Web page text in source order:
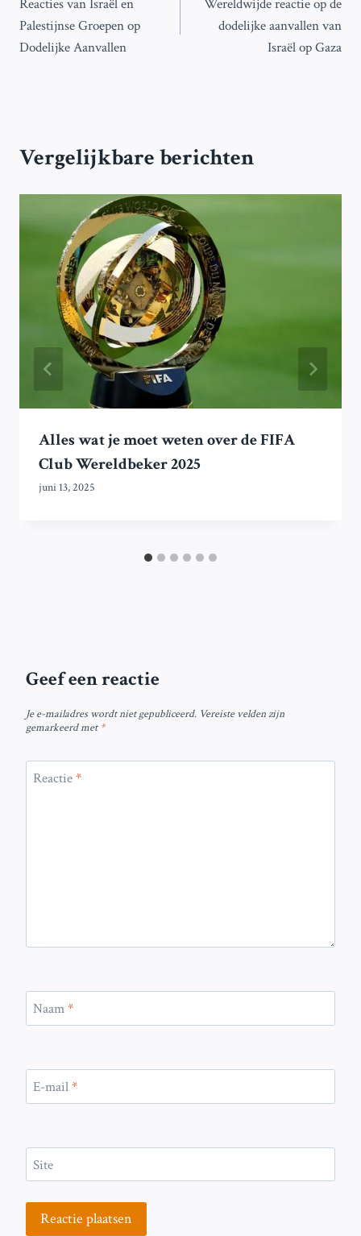
navigatie
Reacties van Israël en
Palestijnse Groepen op
Dodelijke Aanvallen
Wereldwijde reactie op de
dodelijke aanvallen van
Israël op Gaza
Vergelijkbare berichten
Alles wat je moet weten over de FIFA
Club Wereldbeker 2025
juni 13, 2025
Geef een reactie
Je e-mailadres wordt niet gepubliceerd. Vereiste velden zijn
gemarkeerd met*
Reactie*
Naam*
E-mail*
Site